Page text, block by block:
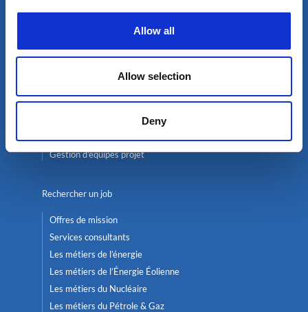
Allow all
Allow selection
Deny
Services
Mobilité internationale de qualité
Gestion d’équipes projet
Rechercher un job
Offres de mission
Services consultants
Les métiers de l’énergie
Les métiers de l’Énergie Éolienne
Les métiers du Nucléaire
Les métiers du Pétrole & Gaz